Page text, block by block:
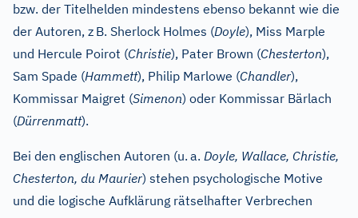
bzw. der Titelhelden mindestens ebenso bekannt wie die
der Autoren, z B. Sherlock Holmes (Doyle), Miss Marple
und Hercule Poirot (Christie), Pater Brown (Chesterton),
Sam Spade (Hammett), Philip Marlowe (Chandler),
Kommissar Maigret (Simenon) oder Kommissar Bärlach
(Dürrenmatt).
Bei den englischen Autoren (u. a. Doyle, Wallace, Christie,
Chesterton, du Maurier) stehen psychologische Motive
und die logische Aufklärung rätselhafter Verbrechen